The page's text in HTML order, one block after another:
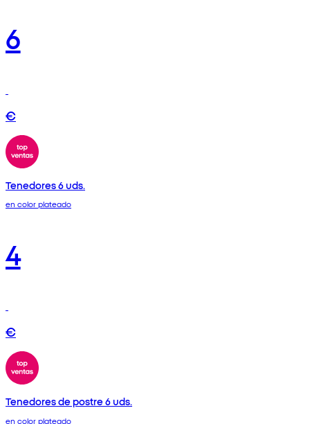
6
€
Tenedores 6 uds.
en color plateado
4
€
Tenedores de postre 6 uds.
en color plateado